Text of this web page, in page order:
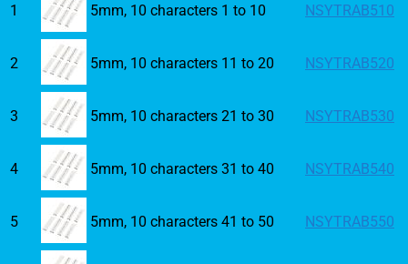
1 5mm, 10 characters 1 to 10 NSYTRAB510
2 5mm, 10 characters 11 to 20 NSYTRAB520
3 5mm, 10 characters 21 to 30 NSYTRAB530
4 5mm, 10 characters 31 to 40 NSYTRAB540
5 5mm, 10 characters 41 to 50 NSYTRAB550